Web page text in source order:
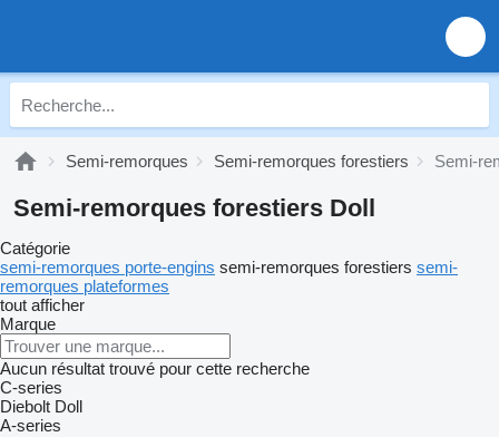
Semi-remorques Semi-remorques forestiers Semi-
Semi-remorques forestiers Doll
Catégorie
semi-remorques porte-engins semi-remorques forestiers semi-
remorques plateformes
tout afficher
Marque
Aucun résultat trouvé pour cette recherche
C-series
Diebolt Doll
A-series